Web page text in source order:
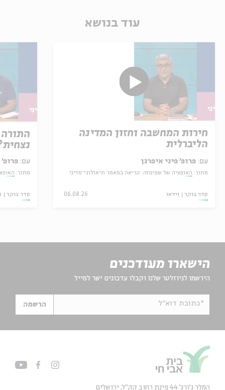
עוד בנושא
חירות המחשבה וחזון המדינה
הליברלית
עם: פרופ' פיני איפרגן
מתוך: האופציה של שפינוזה: קריאה במאמר תיאולוגי־מדיני
סדר בוקר וידאו 06.08.26
עם: פרופ'
מתוך:
סדר בוקר
הישארו מעודכנים
הירשמו לניוזלטר שלנו וקבלו עדכונים ישר למייל
*כתובת דוא"ל הרשמה
המלך ג'ורג' 44 פינת רחוב קק״ל, ירושלים